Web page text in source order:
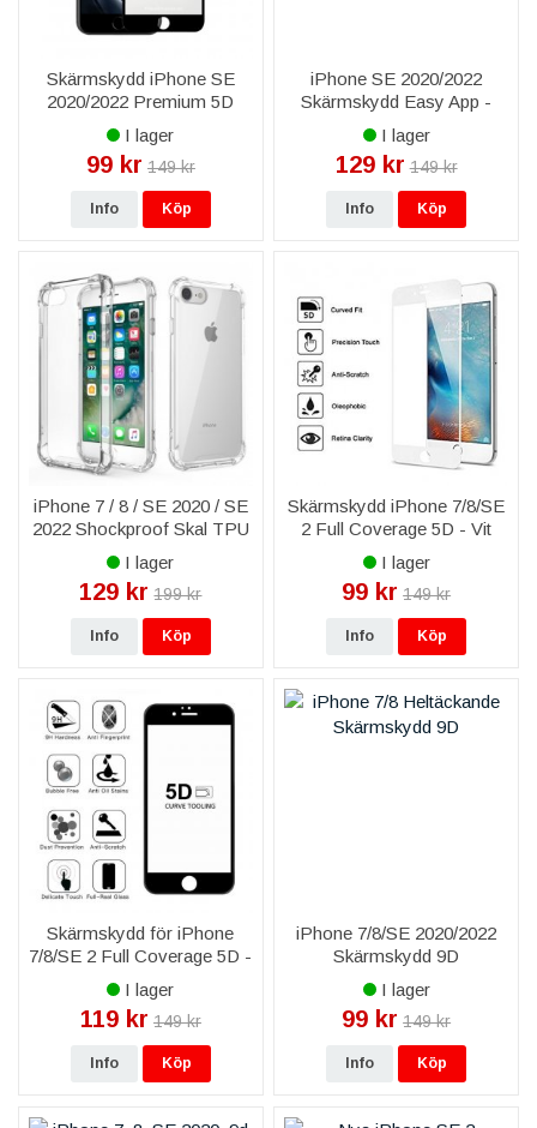
Skärmskydd iPhone SE
2020/2022 Premium 5D
Bulls - Svart
I lager
99 kr 149 kr
Info Köp
iPhone SE 2020/2022
Skärmskydd Easy App -
Svart
I lager
129 kr 149 kr
Info Köp
iPhone 7 / 8 / SE 2020 / SE
2022 Shockproof Skal TPU
- Transparent
I lager
129 kr 199 kr
Info Köp
Skärmskydd iPhone 7/8/SE
2 Full Coverage 5D - Vit
I lager
99 kr 149 kr
Info Köp
Skärmskydd för iPhone
7/8/SE 2 Full Coverage 5D -
Svart
I lager
119 kr 149 kr
Info Köp
iPhone 7/8/SE 2020/2022
Skärmskydd 9D
Heltäckande - Vit
I lager
99 kr 149 kr
Info Köp